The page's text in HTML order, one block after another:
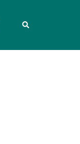
検
索